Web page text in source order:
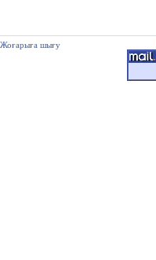
Жоғарыға шығу